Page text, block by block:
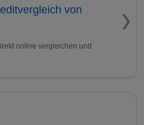
von
online vergleichen und